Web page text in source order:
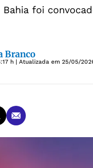
foi
Branco
h | Atualizada em 25/05/